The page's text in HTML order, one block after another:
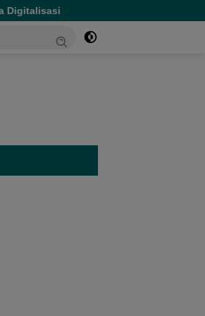
Hasby Yusuf Salurkan Ratusan Paket